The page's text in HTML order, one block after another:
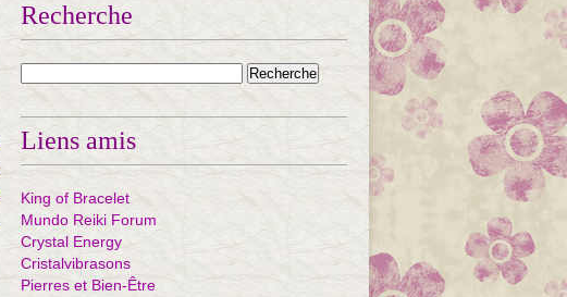
Recherche
Liens amis
King of Bracelet
Mundo Reiki Forum
Crystal Energy
Cristalvibrasons
Pierres et Bien-Être